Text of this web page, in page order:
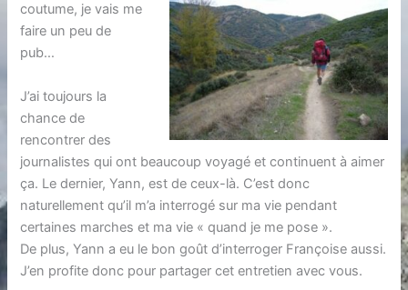
coutume, je vais me
faire un peu de
pub…
J’ai toujours la
chance de
rencontrer des
journalistes qui ont beaucoup voyagé et continuent à aimer
ça. Le dernier, Yann, est de ceux-là. C’est donc
naturellement qu’il m’a interrogé sur ma vie pendant
certaines marches et ma vie « quand je me pose ».
De plus, Yann a eu le bon goût d’interroger Françoise aussi.
J’en profite donc pour partager cet entretien avec vous.